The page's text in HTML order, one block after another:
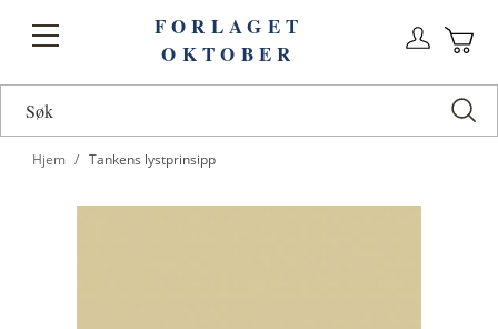
Toggle
FORLAGET
OKTOBER
Hjem Tankens lystprinsipp